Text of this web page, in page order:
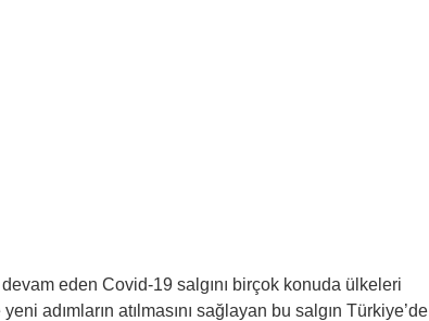
eden Covid-19 salgını birçok konuda ülkeleri
adımların atılmasını sağlayan bu salgın Türkiye’de